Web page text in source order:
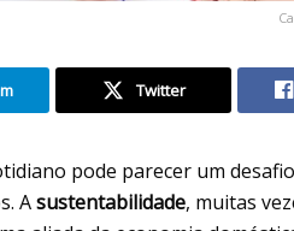
Twitter
pode parecer um
Asustentabilidade, muitas